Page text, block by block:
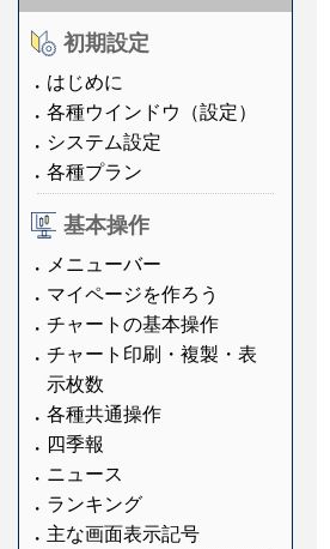
初期設定
はじめに
各種ウインドウ（設定）
システム設定
各種プラン
基本操作
メニューバー
マイページを作ろう
チャートの基本操作
チャート印刷・複製・表
示枚数
各種共通操作
四季報
ニュース
ランキング
主な画面表示記号